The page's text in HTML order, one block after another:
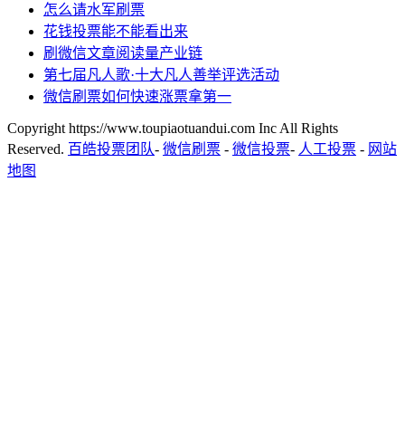
怎么请水军刷票
花钱投票能不能看出来
刷微信文章阅读量产业链
第七届凡人歌·十大凡人善举评选活动
微信刷票如何快速涨票拿第一
Copyright https://www.toupiaotuandui.com Inc All Rights
Reserved. 百皓投票团队- 微信刷票 - 微信投票- 人工投票 - 网站
地图